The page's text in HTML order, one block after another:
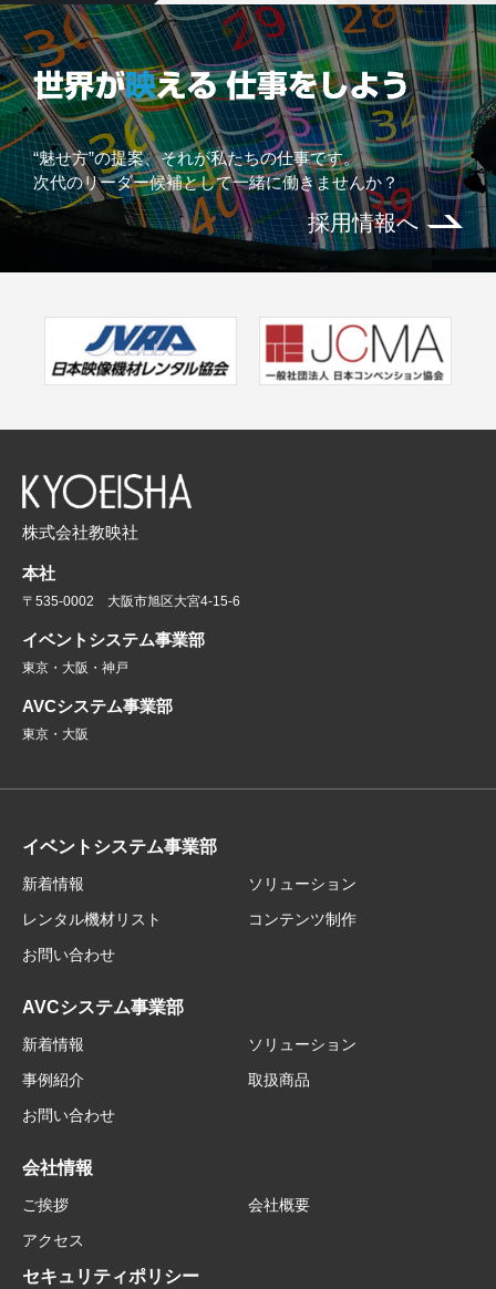
“魅せ方”の提案、それが私たちの仕事です。
次代のリーダー候補として一緒に働きませんか？
採用情報へ
株式会社教映社
本社
〒535-0002 大阪市旭区大宮4-15-6
イベントシステム事業部
東京・大阪・神戸
AVCシステム事業部
東京・大阪
イベントシステム事業部
新着情報
ソリューション
レンタル機材リスト
コンテンツ制作
お問い合わせ
AVCシステム事業部
新着情報
ソリューション
事例紹介
取扱商品
お問い合わせ
会社情報
ご挨拶
会社概要
アクセス
セキュリティポリシー